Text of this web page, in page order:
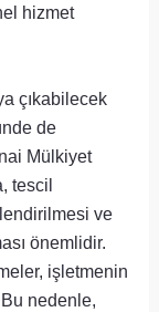
hizmet
çıkabilecek
de
Mülkiyet
tescil
ve
önemlidir.
işletmenin
nedenle,